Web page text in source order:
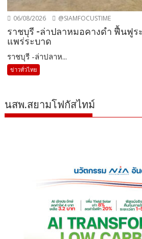
06/08/2026 @SIAMFOCUSTIME
ราชบุรี -ล่าปลาหมอคางดำ ฟื้นฟูร
แพร่ระบาด
ราชบุรี -ล่าปลาห...
ข่าวทั่วไทย
นสพ.สยามโฟกัสไทม์